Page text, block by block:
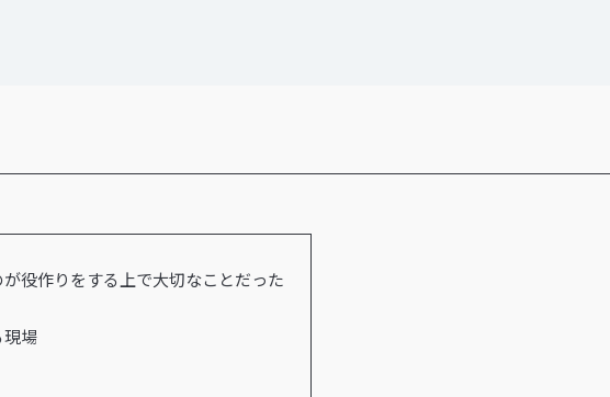
役作りをする上で大切なことだった
現場